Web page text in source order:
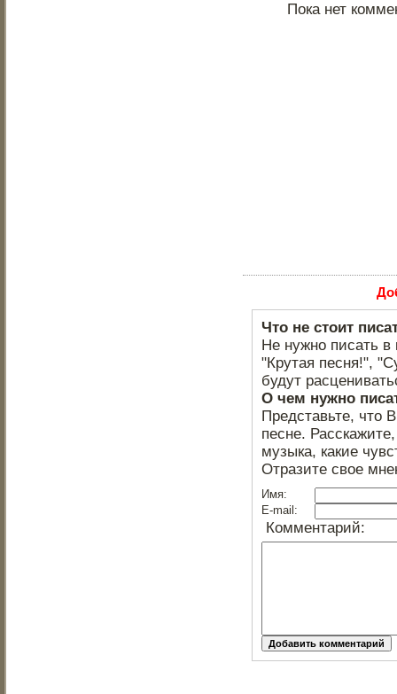
Пока нет
Что не стоит
Не нужно писать в
"Крутая песня!",
будут
О чем нужно
Представьте, что
песне.
музыка, какие
Отразите свое
Имя:
E-mail:
Комментарий: